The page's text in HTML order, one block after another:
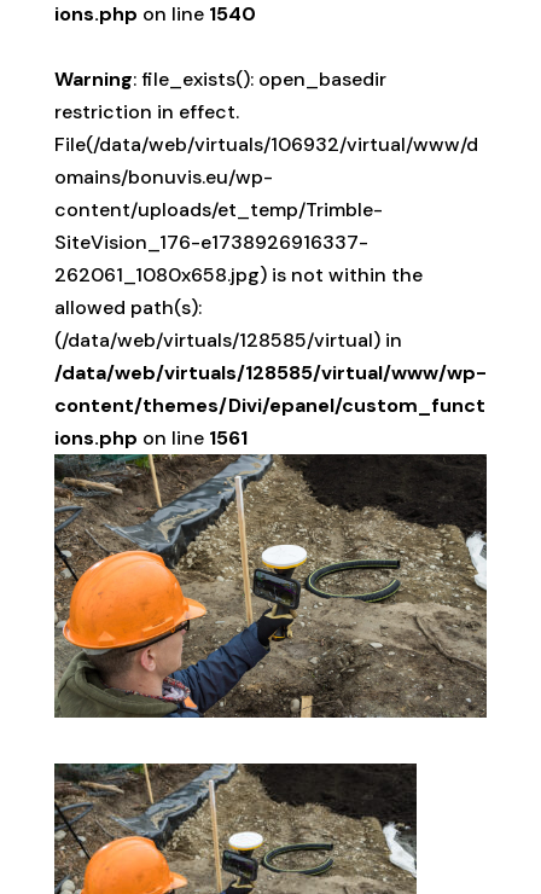
ions.php on line 1540
Warning: file_exists(): open_basedir
restriction in effect.
File(/data/web/virtuals/106932/virtual/www/d
omains/bonuvis.eu/wp-
content/uploads/et_temp/Trimble-
SiteVision_176-e1738926916337-
262061_1080x658.jpg) is not within the
allowed path(s):
(/data/web/virtuals/128585/virtual) in
/data/web/virtuals/128585/virtual/www/wp-
content/themes/Divi/epanel/custom_funct
ions.php on line 1561